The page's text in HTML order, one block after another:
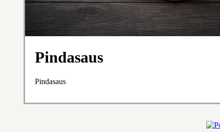
Pindasaus
Pindasaus